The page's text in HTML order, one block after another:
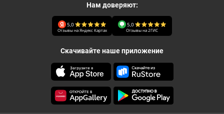
Нам доверяют:
5,0
Отзывы на Яндекс Картах
5,0
Отзывы на 2ГИС
Скачивайте наше приложение